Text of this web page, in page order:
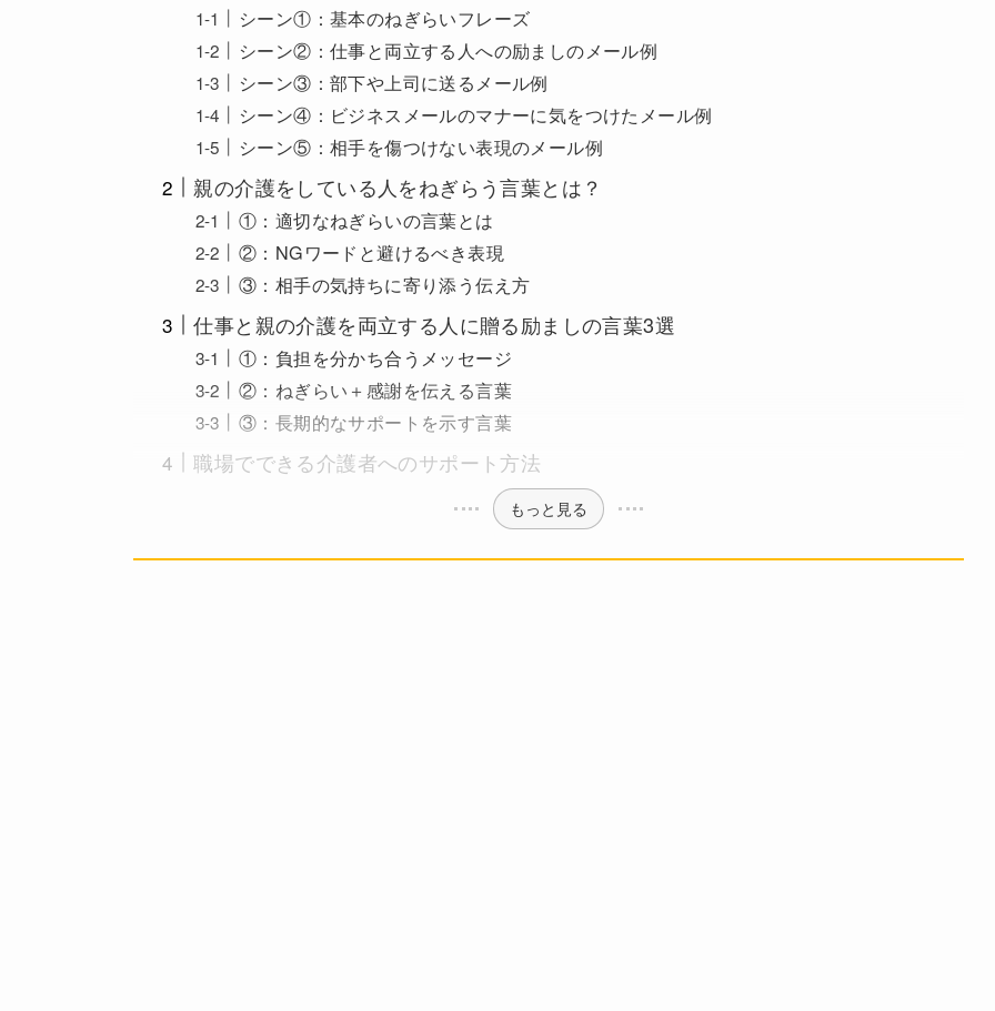
シーン①：基本のねぎらいフレーズ
シーン②：仕事と両立する人への励ましのメール例
シーン③：部下や上司に送るメール例
シーン④：ビジネスメールのマナーに気をつけたメール例
シーン⑤：相手を傷つけない表現のメール例
親の介護をしている人をねぎらう言葉とは？
①：適切なねぎらいの言葉とは
②：NGワードと避けるべき表現
③：相手の気持ちに寄り添う伝え方
仕事と親の介護を両立する人に贈る励ましの言葉3選
①：負担を分かち合うメッセージ
②：ねぎらい＋感謝を伝える言葉
③：長期的なサポートを示す言葉
職場でできる介護者へのサポート方法
もっと見る